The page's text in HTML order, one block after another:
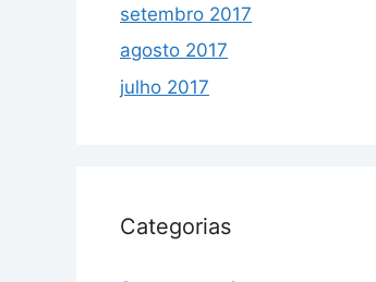
setembro 2017
agosto 2017
julho 2017
Categorias